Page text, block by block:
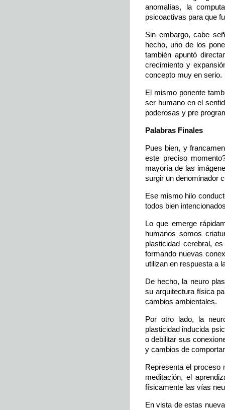
anomalías, la
psicoactivas para que
Sin embargo, cabe
hecho, uno de los
también apuntó
crecimiento y
concepto muy en serio.
El mismo ponente
ser humano en el
poderosas y pre
Palabras Finales
Pues bien, y
este preciso
mayoría de las
surgir un denominador
Ese mismo hilo
todos bien
Lo que emerge
humanos somos
plasticidad cerebral,
formando nuevas
utilizan en respuesta a
De hecho, la neuro
su arquitectura física
cambios ambientales.
Por otro lado, la
plasticidad inducida
o debilitar sus
y cambios de
Representa el proceso
meditación, el
físicamente las vías
En vista de estas